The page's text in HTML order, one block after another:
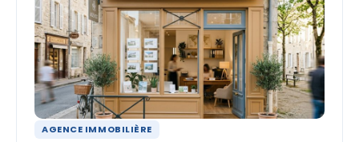
AGENCE IMMOBILIÈRE